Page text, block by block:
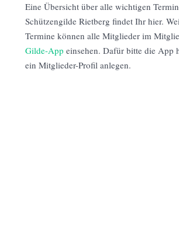
Eine Übersicht über alle wichtigen
Schützengilde Rietberg findet Ihr hier.
Termine können alle Mitglieder im
Gilde-App einsehen. Dafür bitte die App
ein Mitglieder-Profil anlegen.